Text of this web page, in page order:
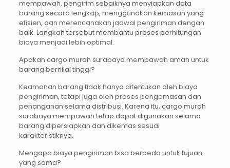
mempawah, pengirim sebaiknya menyiapkan data
barang secara lengkap, menggunakan kemasan yang
efisien, dan merencanakan jadwal pengiriman dengan
baik. Langkah tersebut membantu proses perhitungan
biaya menjadi lebih optimal.
Apakah cargo murah surabaya mempawah aman untuk
barang bernilai tinggi?
Keamanan barang tidak hanya ditentukan oleh biaya
pengiriman, tetapi juga oleh proses pengemasan dan
penanganan selama distribusi. Karena itu, cargo murah
surabaya mempawah tetap dapat digunakan selama
barang dipersiapkan dan dikemas sesuai
karakteristiknya.
Mengapa biaya pengiriman bisa berbeda untuk tujuan
yang sama?